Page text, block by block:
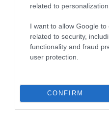
related to personalization.
I want to allow Google to
related to security,
functionality and fraud
user protection.
CONFIRM
s-us19k
Άμεσα Διαθέσιμο
22,32 €